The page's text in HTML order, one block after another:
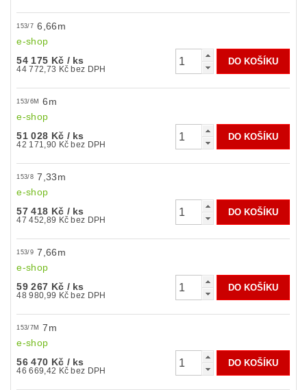
153/7 6,66m
e-shop
54 175 Kč / ks
44 772,73 Kč bez DPH
153/6M
6m
e-shop
51 028 Kč / ks
42 171,90 Kč bez DPH
153/8 7,33m
e-shop
57 418 Kč / ks
47 452,89 Kč bez DPH
153/9 7,66m
e-shop
59 267 Kč / ks
48 980,99 Kč bez DPH
153/7M
7m
e-shop
56 470 Kč / ks
46 669,42 Kč bez DPH